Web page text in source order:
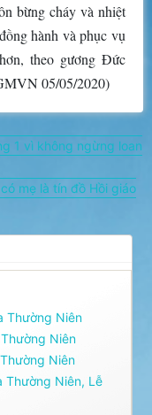
bừng cháy và nhiệt
hành và phục vụ
theo gương Đức
05/05/2020)
1 vì không ngừng loan
mẹ là tín đồ Hồi giáo
Thường Niên
Niên
Niên
Thường Niên, Lễ